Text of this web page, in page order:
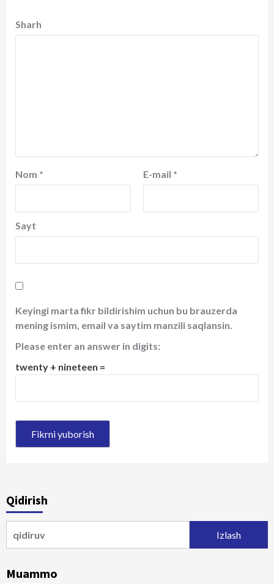
Sharh
Nom * E-mail *
Sayt
Keyingi marta fikr bildirishim uchun bu brauzerda
mening ismim, email va saytim manzili saqlansin.
Please enter an answer in digits:
twenty + nineteen =
Qidirish
Muammo